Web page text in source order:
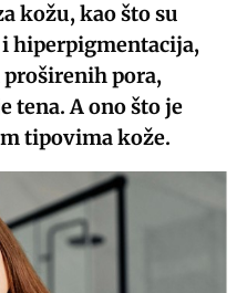
kožu, kao što su
hiperpigmentacija,
pora,
tena. A ono što je
tipovima kože.